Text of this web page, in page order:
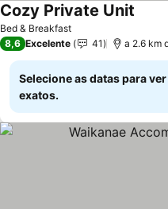
Bed & Breakfast
Cozy Private Unit
8,6 Excelente 41 a 2.6 km
Selecione as datas para
exatos.